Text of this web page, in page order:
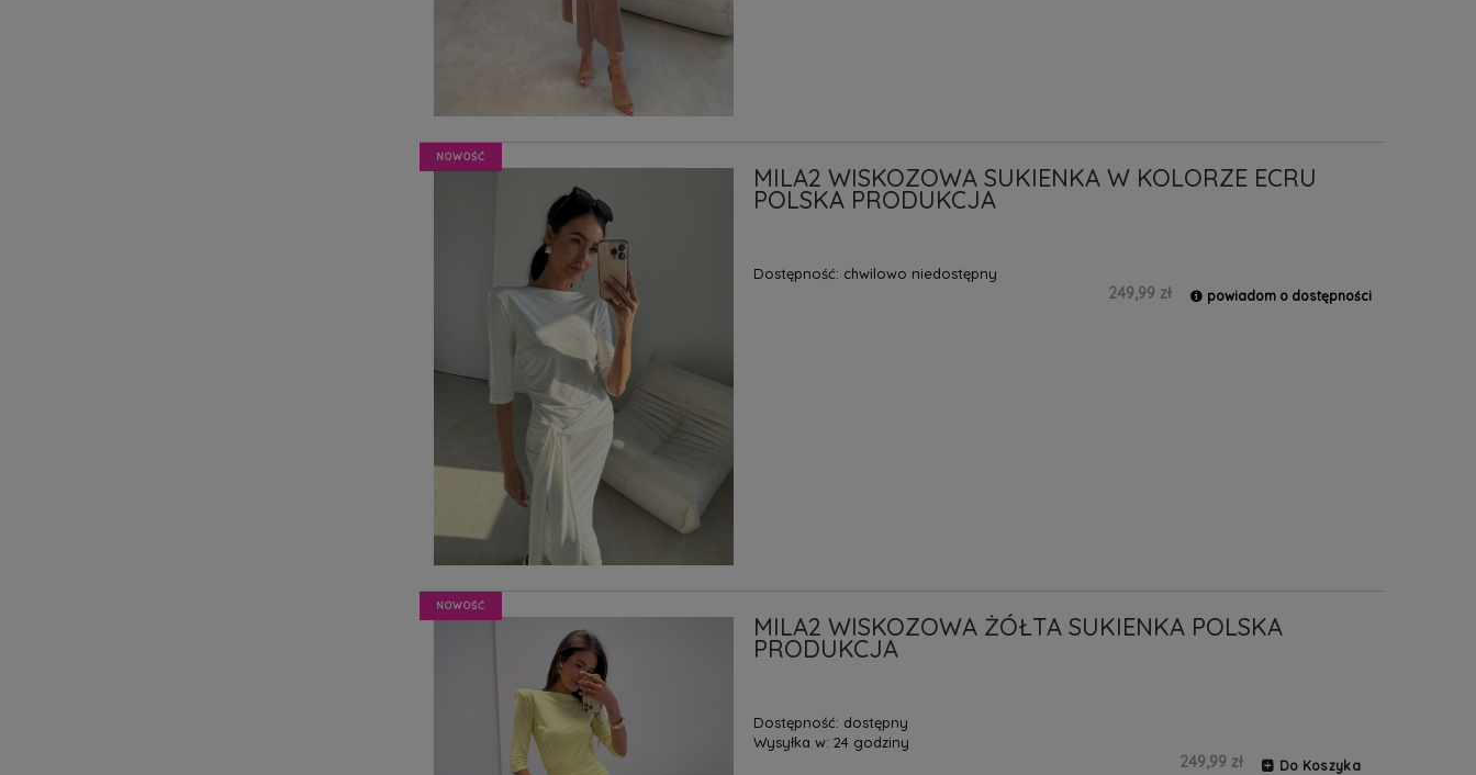
MILA2 WISKOZOWA SUKIENKA W KOLORZE ECRU
POLSKA PRODUKCJA
Dostępność: chwilowo niedostępny
249,99 zł powiadom o dostępności
NOWOŚĆ
MILA2 WISKOZOWA ŻÓŁTA SUKIENKA POLSKA
PRODUKCJA
Dostępność: dostępny
Wysyłka w: 24 godziny
249,99 zł Do Koszyka
NOWOŚĆ